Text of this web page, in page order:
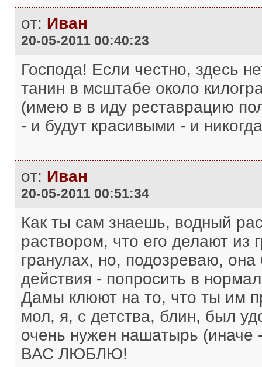
от: Иван
20-05-2011 00:40:23
Господа! Если честно, здесь
танин в мсштабе около
(имею в в иду реставрацию
- и будут красивыми - и
от: Иван
20-05-2011 00:51:34
Как ты сам знаешь, водный
раствором, что его делают из
гранулах, но, подозреваю,
действия - попросить в
Дамы клюют на то, что ты им
мол, я, с детства, блин, был
очень нужен нашатырь (иначе
ВАС ЛЮБЛЮ!